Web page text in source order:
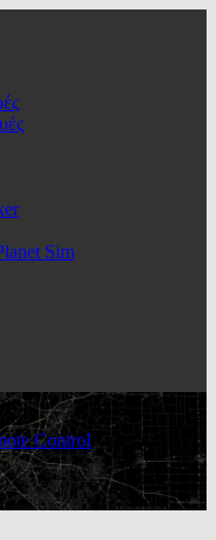
Sim
Control Attachment: